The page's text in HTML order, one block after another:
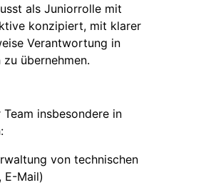
als Juniorrolle mit
konzipiert, mit klarer
Verantwortung in
übernehmen.
insbesondere in
von technischen
E-Mail)